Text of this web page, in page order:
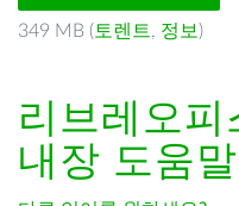
349 MB ( 토렌트, 정보 )
리브레오피
내장 도움말